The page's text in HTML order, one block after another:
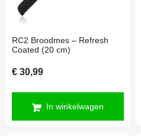
RC2 Broodmes – Refresh
Coated (20 cm)
€ 30,99
In winkelwagen